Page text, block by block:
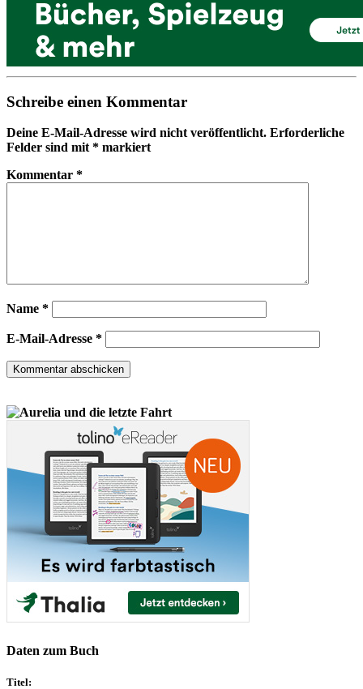
Schreibe einen Kommentar
Deine E-Mail-Adresse wird nicht veröffentlicht. Erforderliche
Felder sind mit* markiert
Kommentar *
Name *
E-Mail-Adresse *
Daten zum Buch
Titel: